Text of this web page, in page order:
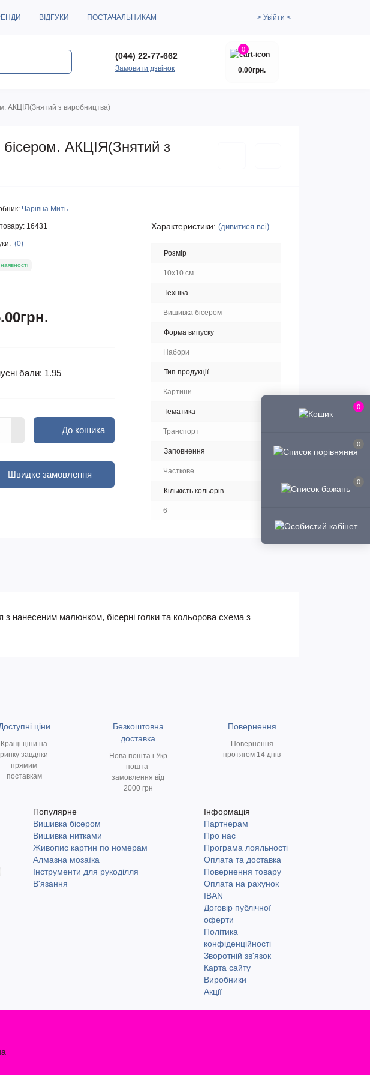
0
0
0
ВІДГУКИ ПОСТАЧАЛЬНИКАМ > Увійти <
(044) 22-77-662
Замовити дзвінок
0
0.00грн.
АКЦІЯ(Знятий з виробництва)
АКЦІЯ(Знятий з
Чарівна Мить
16431
(0)
бали: 1.95
До кошика
Швидке замовлення
Характеристики: (дивитися всі)
Розмір
10x10 см
Техніка
Вишивка бісером
Форма випуску
Набори
Тип продукції
Картини
Тематика
Транспорт
Заповнення
Часткове
Кількість кольорів
6
з нанесеним малюнком, бісерні голки та кольорова схема з
ціни
Кращі ціни на
ринку завдяки
прямим
поставкам
Безкоштовна
доставка
Нова пошта і Укр
пошта-
замовлення від
2000 грн
Повернення
Повернення
протягом 14 днів
Популярне
Вишивка бісером
Вишивка нитками
Живопис картин по номерам
Алмазна мозаїка
Інструменти для рукоділля
В'язання
Інформація
Партнерам
Про нас
Програма лояльності
Оплата та доставка
Повернення товару
Оплата на рахунок
IBAN
Договір публічної
оферти
Політика
конфіденційності
Зворотній зв'язок
Карта сайту
Виробники
Акції